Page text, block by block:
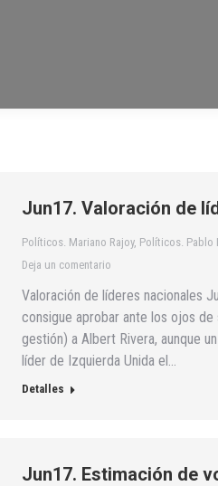
Jun17. Valoración de
Políticos. Mariano Rajoy, Políticos. Pablo
Deja un comentario
Valoración de líderes nacionales
consigue aprobar ante los ojos
gestión) a Albert Rivera, aunque
líder de Izquierda Unida el…
Detalles
Jun17. Estimación de